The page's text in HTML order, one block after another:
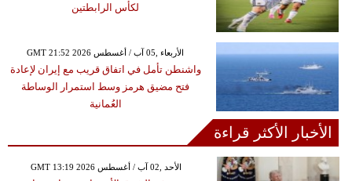
لكأس الرابطتين
GMT 21:52 2026 الأربعاء ,05 آب / أغسطس
واشنطن تأمل في اتفاق قريب مع إيران لإعادة
فتح مضيق هرمز وسط استمرار الوساطة
العُمانية
الأخبار الأكثر قراءة
GMT 13:19 2026 الأحد ,02 آب / أغسطس